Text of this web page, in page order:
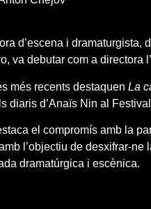
d’escena i
va debutar com a directora
més recents destaquen La
diaris d’Anaïs Nin al
el compromís amb la
l’objectiu de desxifrar-
dramatúrgica i escènica.